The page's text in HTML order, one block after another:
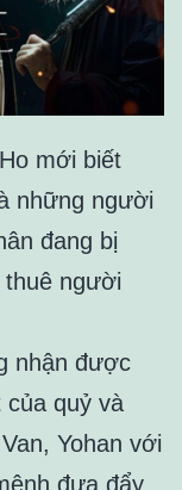
mới biết
những người
đang bị
thuê người
nhận được
của quỷ và
Yohan với
đưa đẩy